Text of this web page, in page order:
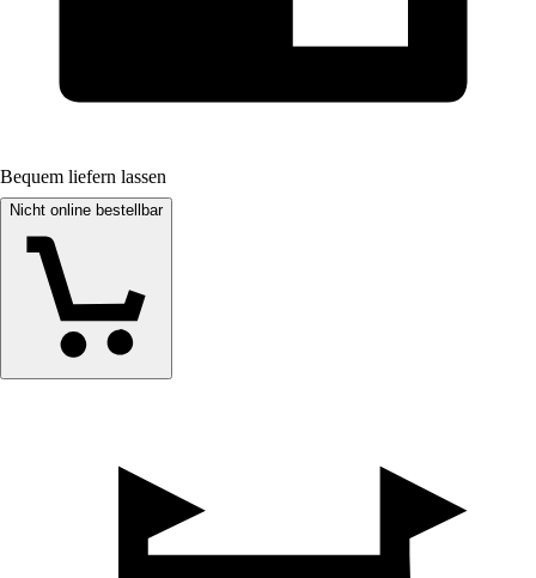
Bequem liefern lassen
Nicht online bestellbar